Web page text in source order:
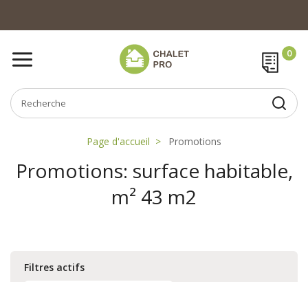
Page d'accueil Promotions
Promotions: surface habitable,
m² 43 m2
Filtres actifs